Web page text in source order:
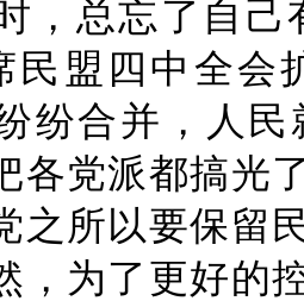
，总忘了自己
民盟四中全会
纷合并，人
各党派都搞光
之所以要保留
，为了更好的